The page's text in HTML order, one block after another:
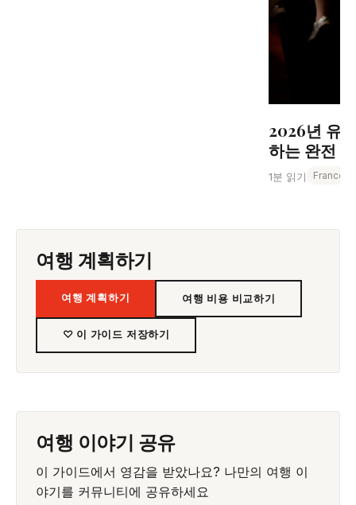
2026년 유
하는 완전
1분 읽기 France
여행 계획하기
여행 계획하기 여행 비용 비교하기
♡ 이 가이드 저장하기
여행 이야기 공유
이 가이드에서 영감을 받았나요? 나만의 여행 이
야기를 커뮤니티에 공유하세요